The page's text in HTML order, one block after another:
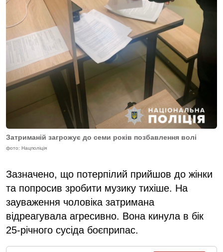
Затриманій загрожує до семи років позбавлення волі
фото: Нацполіція
Зазначено, що потерпілий прийшов до жінки
та попросив зробити музику тихіше. На
зауваження чоловіка затримана
відреагувала агресивно. Вона кинула в бік
25-річного сусіда боєприпас.